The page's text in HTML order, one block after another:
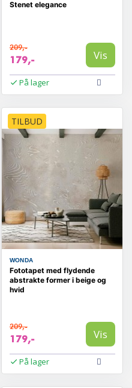
Stenet elegance
209,-
179,- Vis
På lager
TILBUD
WONDA
Fototapet med flydende
abstrakte former i beige og
hvid
209,-
179,- Vis
På lager